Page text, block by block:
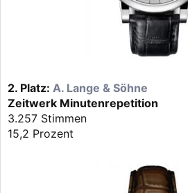
2. Platz: A. Lange & Söhne
Zeitwerk Minutenrepetition
3.257 Stimmen
15,2 Prozent